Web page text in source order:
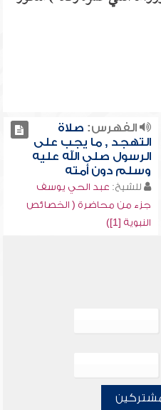
الفهرس: صلاة
التهجد , ما يجب على
الرسول صلى الله عليه
وسلم دون أمته
للشيخ: عبد الحي يوسف
جزء من محاضرة ( الخصائص
النبوية [1])